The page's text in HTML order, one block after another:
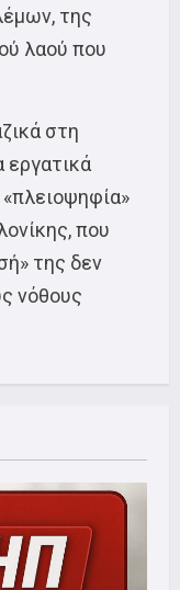
της
λαού που
στη
που
της δεν
νόθους